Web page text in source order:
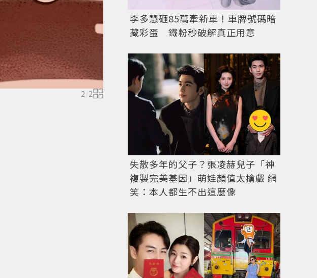
2 /2 泫雅。圖／IG
李多慧砸85萬牽新車！車牌號碼暗
藏彩蛋 鐵粉秒破解真正用意
失散多年的父子？張凌赫兒子「神
複製完美基因」萌娃顏值太搶戲 網
笑：本人都生不出這麼像